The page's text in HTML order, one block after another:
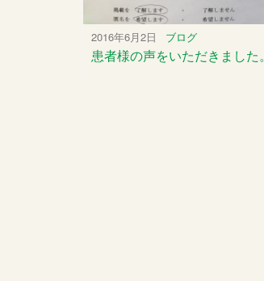
2016年6月2日 ブログ
患者様の声をいただきました。